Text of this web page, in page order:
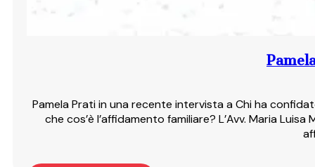
Pamela Prati in una recente intervista a Chi ha
che cos’è l’affidamento familiare? L’Avv. Maria